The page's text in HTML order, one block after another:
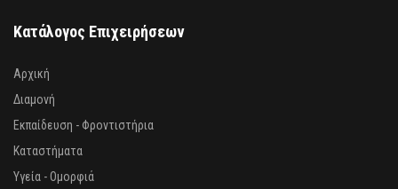
Κατάλογος Επιχειρήσεων
Αρχική
Διαμονή
Εκπαίδευση - Φροντιστήρια
Καταστήματα
Υγεία - Ομορφιά